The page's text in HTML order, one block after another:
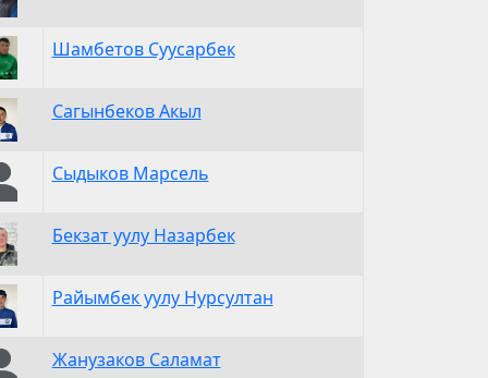
Шамбетов Суусарбек
Сагынбеков Акыл
Сыдыков Марсель
Бекзат уулу Назарбек
Райымбек уулу Нурсултан
Жанузаков Саламат